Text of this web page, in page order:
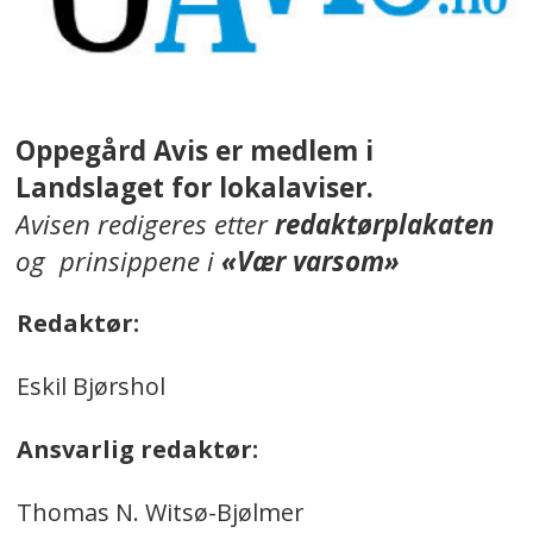
Oppegård Avis er medlem i
Landslaget for lokalaviser.
Avisen redigeres etterredaktørplakaten
og prinsippene i«Vær varsom»
Redaktør:
Eskil Bjørshol
Ansvarlig redaktør:
Thomas N. Witsø-Bjølmer